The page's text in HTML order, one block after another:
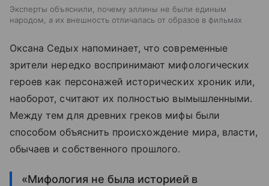
Эксперты объяснили, почему эллины не были единым
народом, а их внешность отличалась от образов в фильмах
Оксана Седых напоминает, что современные
зрители нередко воспринимают мифологических
героев как персонажей исторических хроник или,
наоборот, считают их полностью вымышленными.
Между тем для древних греков мифы были
способом объяснить происхождение мира, власти,
обычаев и собственного прошлого.
«Мифология не была историей в